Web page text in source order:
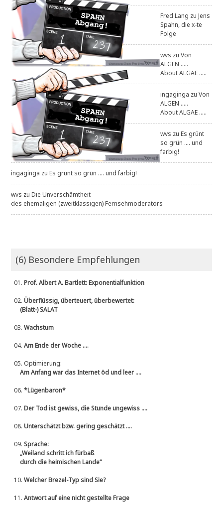
Fred Lang zuJens
Spahn, die x-te
Folge
wvs zuVon
ALGEN .....
About ALGAE .....
ingaginga zuVon
ALGEN .....
About ALGAE .....
wvs zuEs grünt
so grün .... und
farbig!
ingaginga zuEs grünt so grün .... und farbig!
wvs zuDie Unverschämtheit
des ehemaligen (zweitklassigen) Fernsehmoderators
(6) Besondere Empfehlungen
01.Prof. Albert A. Bartlett: Exponentialfunktion
02.Überflüssig, überteuert, überbewertet:
(Blatt-) SALAT
03.Wachstum
04.Am Ende der Woche ....
05. Optimierung:
Am Anfang war das Internet öd und leer ....
06.*Lügenbaron*
07.Der Tod ist gewiss, die Stunde ungewiss ....
08.Unterschätzt bzw. gering geschätzt ....
09.Sprache:
„Weiland schritt ich fürbaß
durch die heimischen Lande“
10.Welcher Brezel-Typ sind Sie?
11.Antwort auf eine nicht gestellte Frage